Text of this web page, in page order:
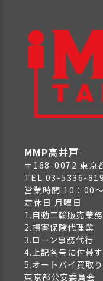
MMP高井戸
〒168-0072 東京
TEL 03-5336-
営業時間 10：00
定休日 月曜日
1.自動二輪販売業務
2.損害保険代理業
3.ローン事務代行
4.上記各号に付帯
5.オートバイ買取り
東京都公安委員